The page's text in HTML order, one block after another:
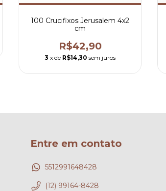
100 Crucifixos Jerusalem 4x2
cm
R$42,90
3 x de R$14,30 sem juros
Entre em contato
5512991648428
(12) 99164-8428